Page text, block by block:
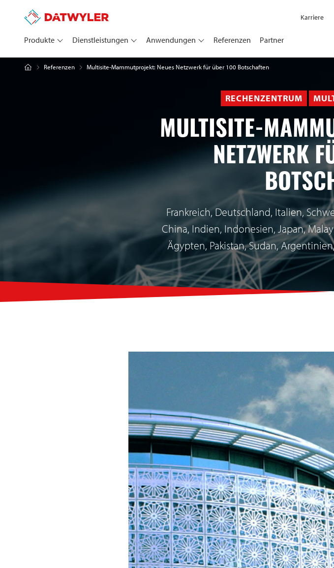
Produkte Dienstleistungen Anwendungen Referenzen Partner
Karriere
Referenzen Multisite-Mammutprojekt: Neues Netzwerk für über 100 Botschaften
RECHENZENTRUM
MULTISITE-
NETZWERK
Frankreich, Deutschland, Italien,
China, Indien, Indonesien, Japan,
Ägypten, Pakistan, Sudan,